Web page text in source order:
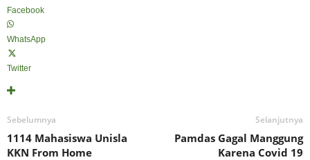
Facebook
WhatsApp
Twitter
Sebelumnya
1114 Mahasiswa Unisla
KKN From Home
Selanjutnya
Pamdas Gagal Manggung
Karena Covid 19